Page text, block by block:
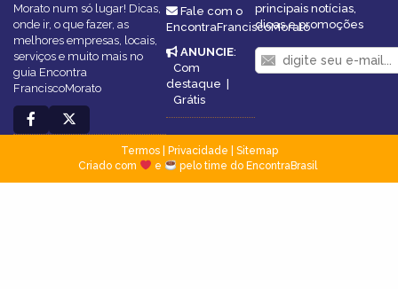
Morato num só lugar! Dicas,
onde ir, o que fazer, as
melhores empresas, locais,
serviços e muito mais no
guia Encontra
FranciscoMorato
Fale com o
EncontraFranciscoMorato
ANUNCIE:
Com
destaque |
Grátis
principais notícias,
dicas e promoções
Termos| Privacidade
Sitemap
Criado com
e pelo time do EncontraBrasil